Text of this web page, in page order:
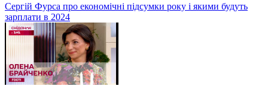
Сергій Фурса про економічні підсумки року і якими будуть
зарплати в 2024